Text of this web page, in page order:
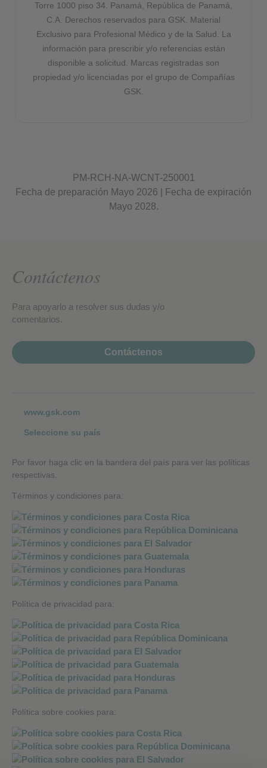
Torre 1000 piso 34. Panamá, República de Panamá,
C.A. Derechos reservados para GSK. Material
Exclusivo para Profesional Médico y de la Salud. La
información para prescribir y/o referencias están
disponible a solicitud. Marcas registradas son
propiedad y/o licenciadas por el grupo de Compañías
GSK.
PM-RCH-NA-WCNT-250001
Fecha de preparación Mayo 2026 | Fecha de expiración
Mayo 2028.
Contáctenos
Para apoyarlo a resolver sus dudas y/o
comentarios.
Contáctenos
www.gsk.com
Seleccione su país
Por favor haga clic en la bandera del país para ver las políticas
respectivas.
Términos y condiciones para:
Política de privacidad para:
Política sobre cookies para: